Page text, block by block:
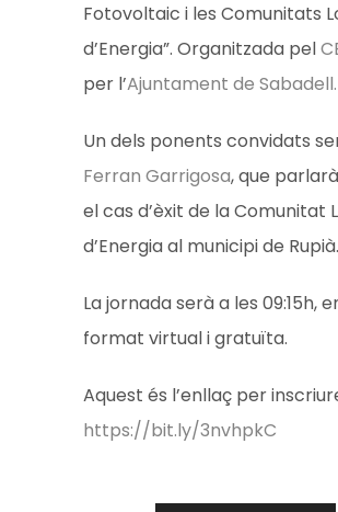
Fotovoltaic i les Comunitats
d’Energia”. Organitzada pel
per l’Ajuntament de Sabadell.
Un dels ponents convidats
Ferran Garrigosa, que
el cas d’èxit de la Comunitat
d’Energia al municipi de Rupià.
La jornada serà a les 09:15h,
format virtual i gratuïta.
Aquest és l’enllaç per
https://bit.ly/3nvhpkC